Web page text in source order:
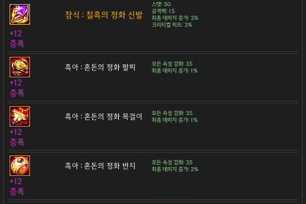
잠식 : 칠흑의 정화 신발
스탯: 50
공격력: 15
최종 데미지 증가: 3%
크리티컬 히트: 3%
+12
증폭
흑아 : 혼돈의 정화 팔찌
모든 속성 강화: 35
최종 데미지 증가: 1%
+12
증폭
흑아 : 혼돈의 정화 목걸이
모든 속성 강화: 35
최종 데미지 증가: 1%
+12
증폭
흑아 : 혼돈의 정화 반지
모든 속성 강화: 35
최종 데미지 증가: 2%
+12
증폭